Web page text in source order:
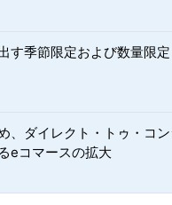
す季節限定および数量限定
、ダイレクト・トゥ・コ
eコマースの拡大